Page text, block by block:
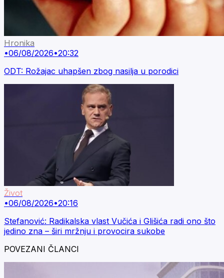
Hronika
•06/08/2026•20:32
ODT: Rožajac uhapšen zbog nasilja u porodici
Život
•06/08/2026•20:16
Stefanović: Radikalska vlast Vučića i Glišića radi ono što
jedino zna – širi mržnju i provocira sukobe
POVEZANI ČLANCI